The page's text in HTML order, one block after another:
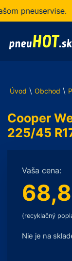
pneuservise.
Úvod \ Obchod \
Cooper
225/45
Vaša cena:
(recyklačný
Nie je na